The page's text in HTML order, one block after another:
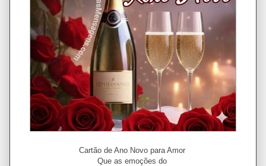
Cartão de Ano Novo para Amor
Que as emoções do